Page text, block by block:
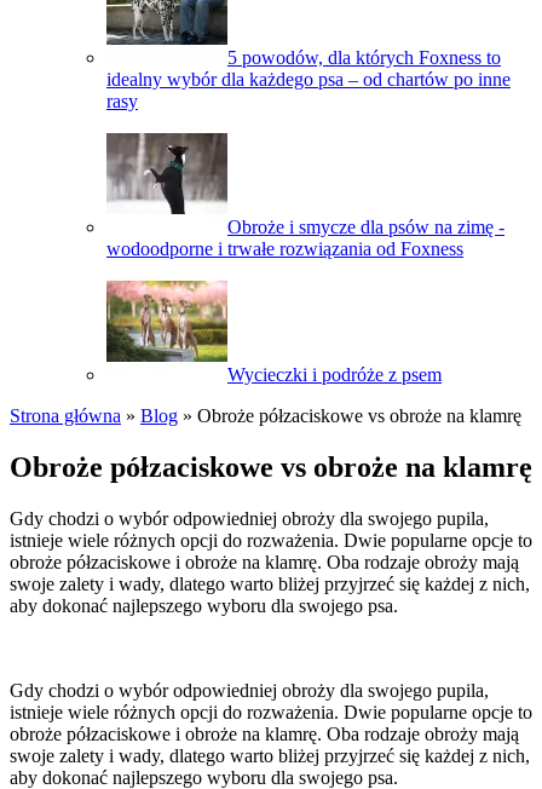
5 powodów, dla których Foxness to
idealny wybór dla każdego psa – od chartów po inne
rasy
Obroże i smycze dla psów na zimę -
wodoodporne i trwałe rozwiązania od Foxness
Wycieczki i podróże z psem
Strona główna » Blog » Obroże półzaciskowe vs obroże na klamrę
Obroże półzaciskowe vs obroże na klamrę
Gdy chodzi o wybór odpowiedniej obroży dla swojego pupila,
istnieje wiele różnych opcji do rozważenia. Dwie popularne opcje to
obroże półzaciskowe i obroże na klamrę. Oba rodzaje obroży mają
swoje zalety i wady, dlatego warto bliżej przyjrzeć się każdej z nich,
aby dokonać najlepszego wyboru dla swojego psa.
Gdy chodzi o wybór odpowiedniej obroży dla swojego pupila,
istnieje wiele różnych opcji do rozważenia. Dwie popularne opcje to
obroże półzaciskowe i obroże na klamrę. Oba rodzaje obroży mają
swoje zalety i wady, dlatego warto bliżej przyjrzeć się każdej z nich,
aby dokonać najlepszego wyboru dla swojego psa.